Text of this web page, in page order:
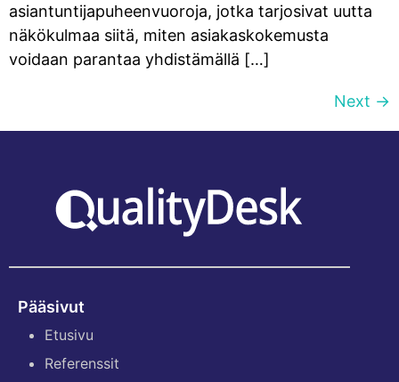
asiantuntijapuheenvuoroja, jotka tarjosivat uutta
näkökulmaa siitä, miten asiakaskokemusta
voidaan parantaa yhdistämällä […]
Next →
Pääsivut
Etusivu
Referenssit